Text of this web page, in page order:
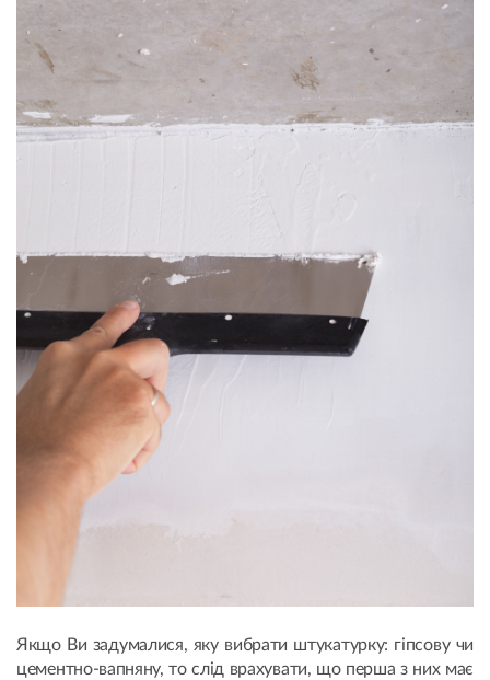
Якщо Ви задумалися, яку вибрати штукатурку: гіпсову чи
цементно-вапняну, то слід врахувати, що перша з них має